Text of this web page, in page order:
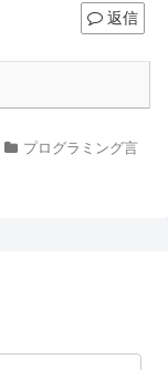
返信
プログラミング言